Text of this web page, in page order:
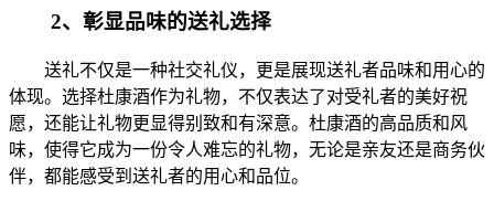
2、彰显品味的送礼选择
送礼不仅是一种社交礼仪，更是展现送礼者品味和用心的
体现。选择杜康酒作为礼物，不仅表达了对受礼者的美好祝
愿，还能让礼物更显得别致和有深意。杜康酒的高品质和风
味，使得它成为一份令人难忘的礼物，无论是亲友还是商务伙
伴，都能感受到送礼者的用心和品位。